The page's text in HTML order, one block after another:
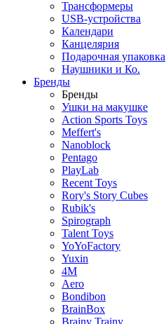
Трансформеры
USB-устройства
Календари
Канцелярия
Подарочная упаковка
Наушники и Ко.
Бренды
Бренды
Ушки на макушке
Action Sports Toys
Meffert's
Nanoblock
Pentago
PlayLab
Recent Toys
Rory's Story Cubes
Rubik's
Spirograph
Talent Toys
YoYoFactory
Yuxin
4M
Aero
Bondibon
BrainBox